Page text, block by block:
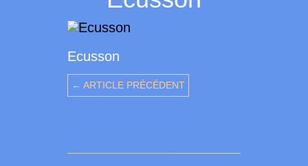
Ecusson
← ARTICLE PRÉCÉDENT